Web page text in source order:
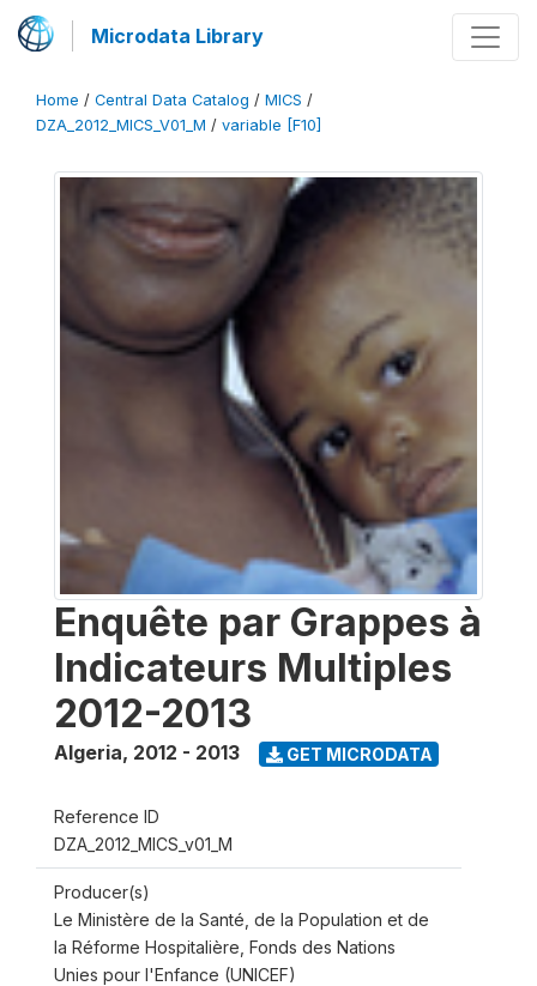
Microdata Library
Home / Central Data Catalog / MICS /
DZA_2012_MICS_V01_M / variable [F10]
Enquête par Grappes à
Indicateurs Multiples
2012-2013
Algeria, 2012 - 2013 GET MICRODATA
Reference ID
DZA_2012_MICS_v01_M
Producer(s)
Le Ministère de la Santé, de la Population et de
la Réforme Hospitalière, Fonds des Nations
Unies pour l'Enfance (UNICEF)